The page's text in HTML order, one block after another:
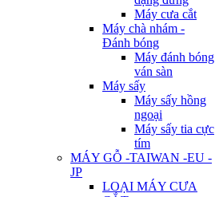
Máy cưa cắt
Máy chà nhám -
Đánh bóng
Máy đánh bóng
ván sàn
Máy sấy
Máy sấy hồng
ngoại
Máy sấy tia cực
tím
MÁY GỖ -TAIWAN -EU -
JP
LOẠI MÁY CƯA